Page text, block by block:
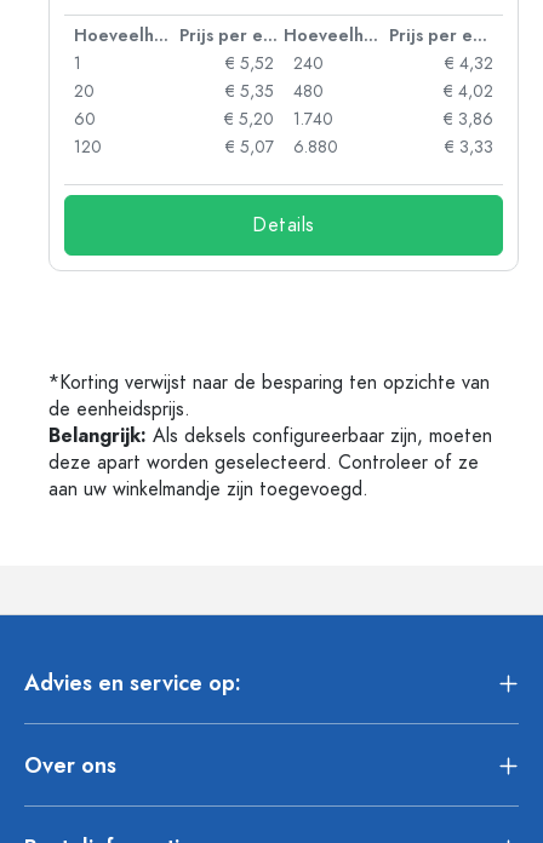
Hoeveelheid Prijs per eenheid Hoeveelheid
Prijs per eenheid
1
€ 5,52
20
€ 5,35
60
€ 5,20
120
€ 5,07
240
€ 4,32
480
€ 4,02
1.740
€ 3,86
6.880
€ 3,33
Details
*Korting verwijst naar de besparing ten opzichte van
de eenheidsprijs.
Belangrijk: Als deksels configureerbaar zijn, moeten
deze apart worden geselecteerd. Controleer of ze
aan uw winkelmandje zijn toegevoegd.
Advies en service op:
Over ons